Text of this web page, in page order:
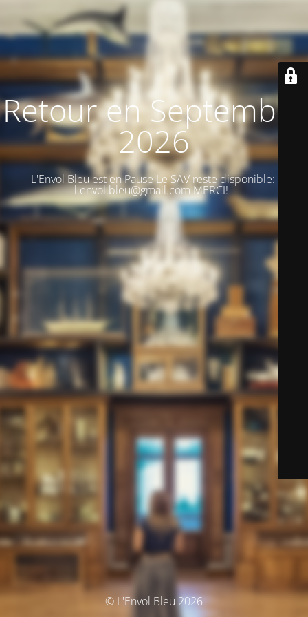
Retour en Septembre
2026
L'Envol Bleu est en Pause Le SAV reste disponible:
l.envol.bleu@gmail.com MERCI!
© L'Envol Bleu 2026